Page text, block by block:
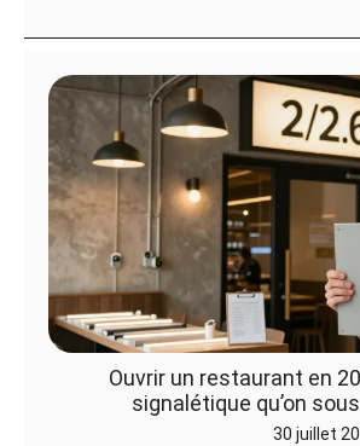
Ouvrir un restaurant en
signalétique qu’on
30 juillet